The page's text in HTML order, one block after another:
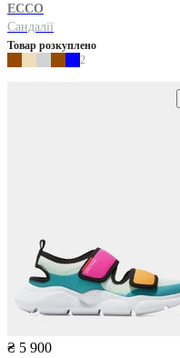
ECCO
Сандалії
Товар розкуплено
2
₴ 5 900